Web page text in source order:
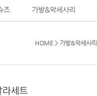
즈 가방&악세사리
HOME > 가방&악세사리
세트